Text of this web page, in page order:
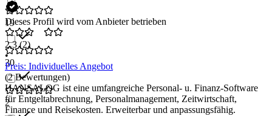
19
30
2
Dieses Profil wird vom Anbieter betrieben
2,3(2)
•
Preis: Individuelles Angebot
(2 Bewertungen)
HANSALOG ist eine umfangreiche Personal- u. Finanz-Software
für Entgeltabrechnung, Personalmanagement, Zeitwirtschaft,
Finance und Reisekosten. Erweiterbar und anpassungsfähig.